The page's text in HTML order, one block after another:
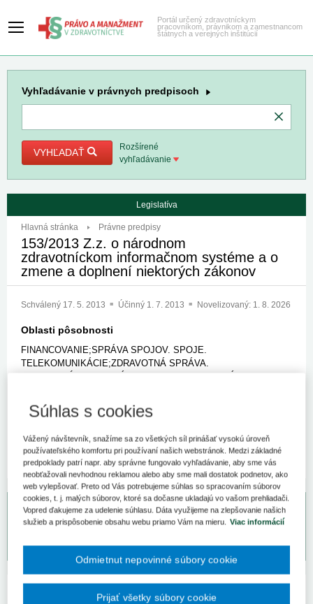
Portál určený zdravotníckym
pracovníkom, právnikom a zamestnancom
štátnych a verejných inštitúcií
Vyhľadávanie v právnych predpisoch
VYHĽADAŤ
Rozšírené
vyhľadávanie
Legislatíva
Hlavná stránka Právne predpisy
153/2013 Z.z. o národnom
zdravotníckom informačnom systéme a o
zmene a doplnení niektorých zákonov
Schválený 17. 5. 2013 Účinný 1. 7. 2013 Novelizovaný: 1. 8. 2026
Oblasti pôsobnosti
FINANCOVANIE;SPRÁVA SPOJOV. SPOJE.
TELEKOMUNIKÁCIE;ZDRAVOTNÁ SPRÁVA.
Magistrát;TRESTNÉ ČINY PROTI ŽIVOTU A
ZDRAVIU;VLASTNÍCKE PRÁVO VŠEOBECNE;SPÔSOBILOSŤ
OCHRANA ZDRAVIA PRI PRÁCI;ŽIVNOSTENSKÉ
PRÁVO;OBCHODNÉ PRÁVO;LICENCIE. LICENČNÁ ZMLUVA.
LICENČNÉ PRÁVA;SÚKROMNÉ PODNIKANIE; ...
Znenie
Vzťahy
Bezplatný odpovedný servis pre predplatiteľov
Kategórie predpisov
Súhlas s cookies
Vážený návštevník, snažíme sa zo všetkých síl prinášať vysokú úroveň
používateľského komfortu pri používaní našich webstránok. Medzi základné
predpoklady patrí napr. aby správne fungovalo vyhľadávanie, aby sme vás
neobťažovali nevhodnou reklamou alebo aby sme mali dostatok podnetov, ako
web vylepšovať. Preto od Vás potrebujeme súhlas so spracovaním súborov
cookies, t. j. malých súborov, ktoré sa dočasne ukladajú vo vašom prehliadači.
Vopred ďakujeme za udelenie súhlasu. Dáta využijeme na zlepšovanie našich
služieb a prispôsobenie obsahu webu priamo Vám na mieru. Viac informácií
Odmietnut nepovinné súbory cookie
Prijať všetky súbory cookie